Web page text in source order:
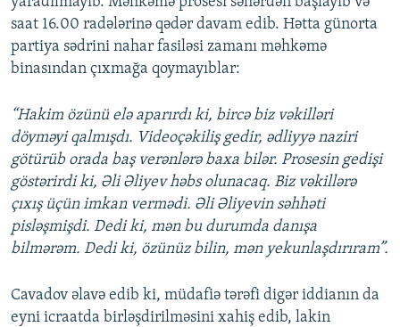
saat 16.00 radələrinə qədər davam edib. Hətta günorta
partiya sədrini nahar fasiləsi zamanı məhkəmə
binasından çıxmağa qoymayıblar:
“Hakim özünü elə aparırdı ki, bircə biz vəkilləri
döyməyi qalmışdı. Videoçəkiliş gedir, ədliyyə naziri
götürüb orada baş verənlərə baxa bilər. Prosesin gedişi
göstərirdi ki, Əli Əliyev həbs olunacaq. Biz vəkillərə
çıxış üçün imkan vermədi. Əli Əliyevin səhhəti
pisləşmişdi. Dedi ki, mən bu durumda danışa
bilmərəm. Dedi ki, özünüz bilin, mən yekunlaşdırıram”.
Cavadov əlavə edib ki, müdafiə tərəfi digər iddianın da
eyni icraatda birləşdirilməsini xahiş edib, lakin